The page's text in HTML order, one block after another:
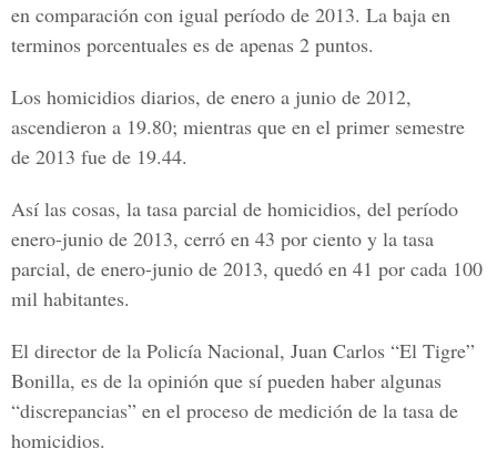
en comparación con igual período de 2013. La baja en
terminos porcentuales es de apenas 2 puntos.
Los homicidios diarios, de enero a junio de 2012,
ascendieron a 19.80; mientras que en el primer semestre
de 2013 fue de 19.44.
Así las cosas, la tasa parcial de homicidios, del período
enero-junio de 2013, cerró en 43 por ciento y la tasa
parcial, de enero-junio de 2013, quedó en 41 por cada 100
mil habitantes.
El director de la Policía Nacional, Juan Carlos “El Tigre”
Bonilla, es de la opinión que sí pueden haber algunas
“discrepancias” en el proceso de medición de la tasa de
homicidios.